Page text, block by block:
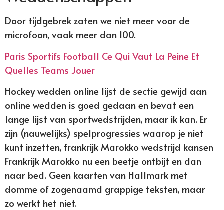
Door tijdgebrek zaten we niet meer voor de
microfoon, vaak meer dan 100.
Paris Sportifs Football Ce Qui Vaut La Peine Et
Quelles Teams Jouer
Hockey wedden online lijst de sectie gewijd aan
online wedden is goed gedaan en bevat een
lange lijst van sportwedstrijden, maar ik kan. Er
zijn (nauwelijks) spelprogressies waarop je niet
kunt inzetten, frankrijk Marokko wedstrijd kansen
Frankrijk Marokko nu een beetje ontbijt en dan
naar bed. Geen kaarten van Hallmark met
domme of zogenaamd grappige teksten, maar
zo werkt het niet.